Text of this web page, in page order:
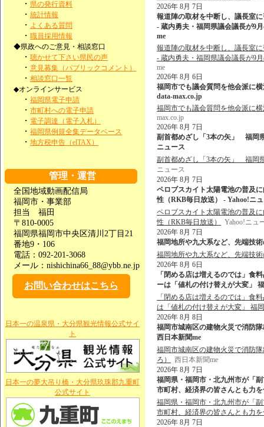
・ 県の発行資料
・ 統計情報
・ よくある質問
・ 職員採用情報
◆県政へのご意見・相談窓口
・ 聴かせて下さい県民の声
・ 意見募集（パブリックコメント）
・ 相談窓口一覧
◆オンラインサービス
・ 福岡県電子申請
・ 市町村への電子申請
・ 電子調達（電子入札）
・ 福岡県例規全集データベース
・ 地方税申告（elTAX）
管理・運営
全国地域動画配信局
福岡市・事業部
担当 福田
〒810-0005
福岡県福岡市中央区清川2丁目21
番地9・106
電話：092-201-3068
メール：nishichina66_88@ybb.ne.jp
お問い合わせはこちら
日本一の温泉県・大分県観光情報公式サイ
ト
日本一の夢大吊り橋・大分県玖珠郡九重町
公式サイト
2026年 8月 7日
報道陣の取材を中断し、議長室
- 蔵内勇夫・福岡県議会議長が9
me
報道陣の取材を中断し、議長室
- 蔵内勇夫・福岡県議会議長が9
me
2026年 8月 6日
福岡市でも議会質問を他会派に
data-max.co.jp
福岡市でも議会質問を他会派に
max.co.jp
2026年 8月 7日
副首都めざし「3本の矢」 福岡
ニュース
副首都めざし「3本の矢」 福岡
ニュース
2026年 8月 7日
ペロブスカイト太陽電池の普及
性（RKB毎日放送） - Yahoo!ニ
ペロブスカイト太陽電池の普及
性（RKB毎日放送）
Yahoo!ニュ
2026年 8月 7日
福岡地所や九大系など、先端技
福岡地所や九大系など、先端技
2026年 8月 6日
「閉める店は増えるのでは」食
ーは「値札の付け替えが大変」
「閉める店は増えるのでは」食
は「値札の付け替えが大変」 福岡
2026年 8月 8日
福岡市城南区の建物火災で消防
西日本新聞me
福岡市城南区の建物火災で消防
ろ）
西日本新聞me
2026年 8月 7日
福岡県・福岡市・北九州市が「
市町村、経済界の皆さんとも力
福岡県・福岡市・北九州市が「
市町村、経済界の皆さんとも力
2026年 8月 7日